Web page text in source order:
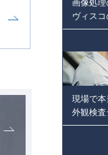
画像処理
ヴィス
現場で本
外観検査